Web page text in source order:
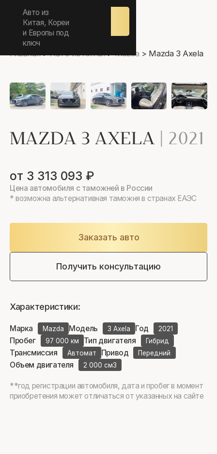
Авто из
Китая, Кореи
и Европы под
ключ
Оставить
заявку
Главная>Авто из Китая>Mazda > Mazda 3 Axela
MAZDA 3 AXELA | 2021
от 3 313 093 ₽
Цена автомобиля с таможней в России
* возможна альтернативная таможня в странах ЕАЭС
Заказать авто
Получить консультацию
Характеристики:
Марка Mazda Модель 3 Axela Год 2021
Пробег 97 000 км Тип двигателя Гибрид
Трансмиссия Автомат Привод Передний
Объем двигателя 2 000 см3
**год регистрации автомобиля, дата и пробег в момент
приобретения может отличаться от указанных на сайте